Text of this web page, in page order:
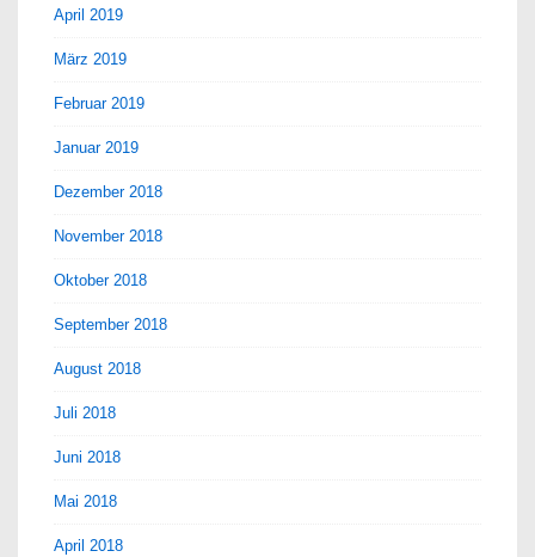
April 2019
März 2019
Februar 2019
Januar 2019
Dezember 2018
November 2018
Oktober 2018
September 2018
August 2018
Juli 2018
Juni 2018
Mai 2018
April 2018